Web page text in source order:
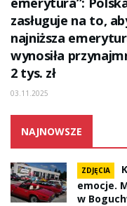
zasługuje na to,
najniższa
wynosiła
2 tys. zł
03.11.2025
NAJNOWSZE
ZDJĘCIA
emocje.
w